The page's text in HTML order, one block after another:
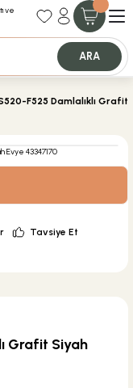
Teklif Alabilirsiniz.
ARA
F525 Damlalıklı Grafit
Tavsiye Et
Grafit Siyah